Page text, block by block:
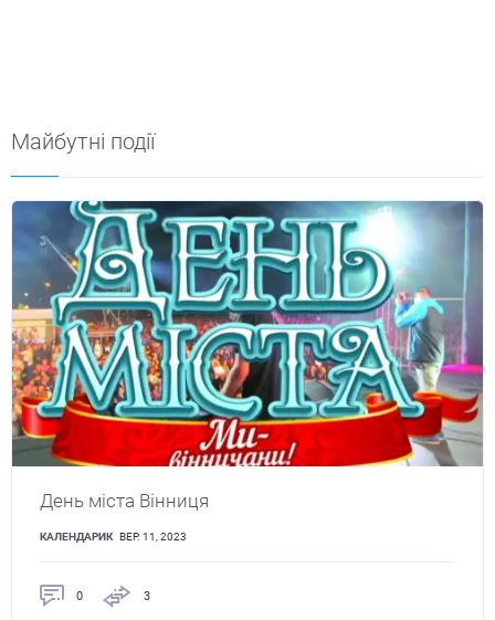
Майбутні події
День міста Вінниця
КАЛЕНДАРИК ВЕР. 11, 2023
0 3